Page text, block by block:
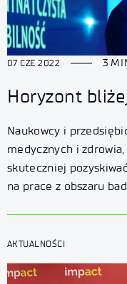
07 CZE 2022 3
Horyzont
Naukowcy i
medycznych i
skuteczniej
na prace z obszaru badań, rozwoju i innowacji. Pomogą
Instytucie Lotnictwa i
AKTUALNOŚCI